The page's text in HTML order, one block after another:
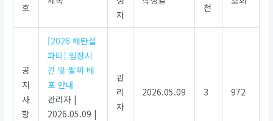
호
자
천
공
지
사
항
[2026 해탄절
파티] 입장시
간 및 팔찌 배
포 안내
관리자 |
2026.05.09 |
관
리
자
2026.05.09 3 972